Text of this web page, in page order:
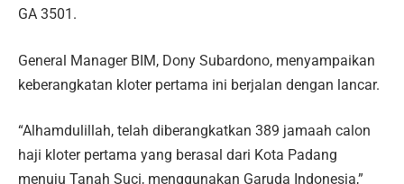
GA 3501.
General Manager BIM, Dony Subardono, menyampaikan
keberangkatan kloter pertama ini berjalan dengan lancar.
“Alhamdulillah, telah diberangkatkan 389 jamaah calon
haji kloter pertama yang berasal dari Kota Padang
menuju Tanah Suci, menggunakan Garuda Indonesia,”